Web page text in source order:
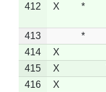
412
X *
413 *
414
X
415
X
416
X